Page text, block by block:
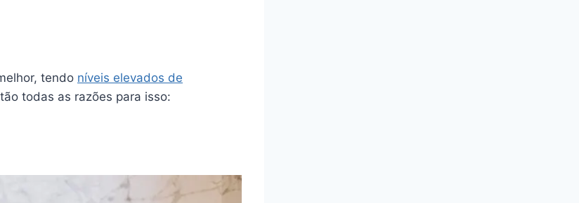
, tendo níveis elevados de
todas as razões para isso: